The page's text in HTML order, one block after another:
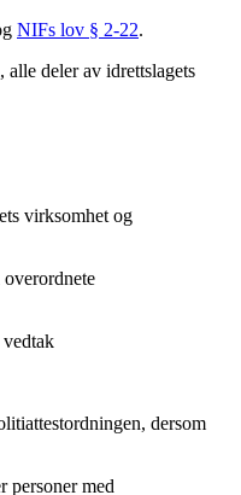
NIFs lov § 2-22.
deler av idrettslagets
virksomhet og
overordnete
vedtak
dersom
personer med